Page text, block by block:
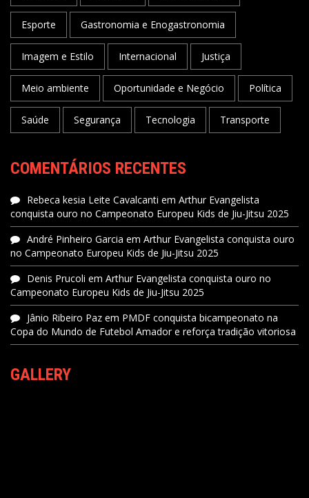
Esporte Gastronomia e Enogastronomia
Imagem e Estilo Internacional Justiça
Meio ambiente Oportunidade e Negócio Política
Saúde Segurança Tecnologia Transporte
COMENTÁRIOS RECENTES
Rebeca kesia Leite Cavalcanti em Arthur Evangelista
conquista ouro no Campeonato Europeu Kids de Jiu-Jitsu 2025
André Pinheiro Garcia em Arthur Evangelista conquista ouro
no Campeonato Europeu Kids de Jiu-Jitsu 2025
Denis Prucoli em Arthur Evangelista conquista ouro no
Campeonato Europeu Kids de Jiu-Jitsu 2025
Jânio Ribeiro Paz em PMDF conquista bicampeonato na
Copa do Mundo de Futebol Amador e reforça tradição vitoriosa
GALLERY